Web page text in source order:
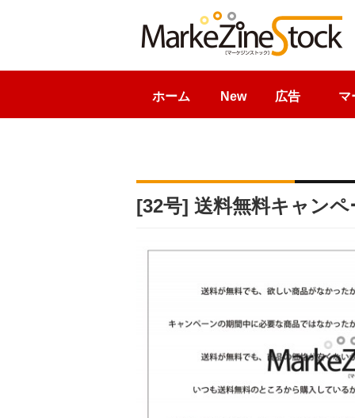
ホーム New 広告 マ
[32号] 送料無料キャン